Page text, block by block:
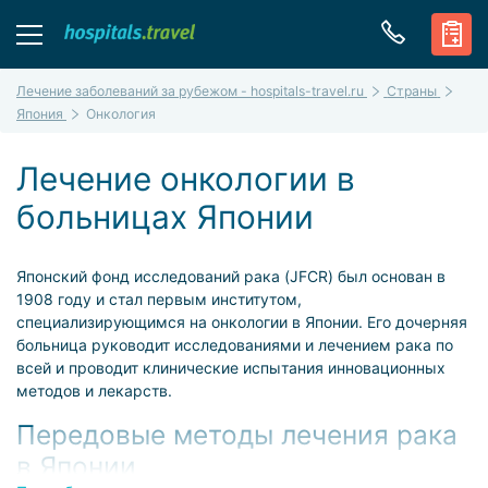
Лечение заболеваний за рубежом - hospitals-travel.ru
Страны
Япония
Онкология
Лечение онкологии в
больницах Японии
Японский фонд исследований рака (JFCR) был основан в
1908 году и стал первым институтом,
специализирующимся на онкологии в Японии. Его дочерняя
больница руководит исследованиями и лечением рака по
всей и проводит клинические испытания инновационных
методов и лекарств.
Передовые методы лечения рака
в Японии